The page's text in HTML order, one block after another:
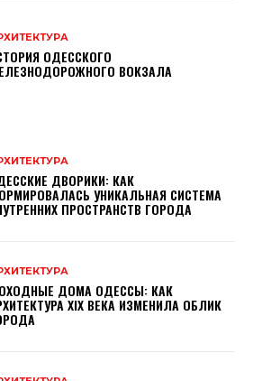
ОДЕССКОГО
ВОКЗАЛА
ДВОРИКИ: КАК
УНИКАЛЬНАЯ СИСТЕМА
ПРОСТРАНСТВ ГОРОДА
ДОМА ОДЕССЫ: КАК
XIX ВЕКА ИЗМЕНИЛА ОБЛИК